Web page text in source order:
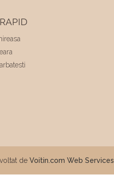
deVoitin.com Web Services